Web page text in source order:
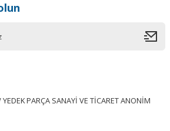
PARÇA SANAYİ VE TİCARET ANONİM